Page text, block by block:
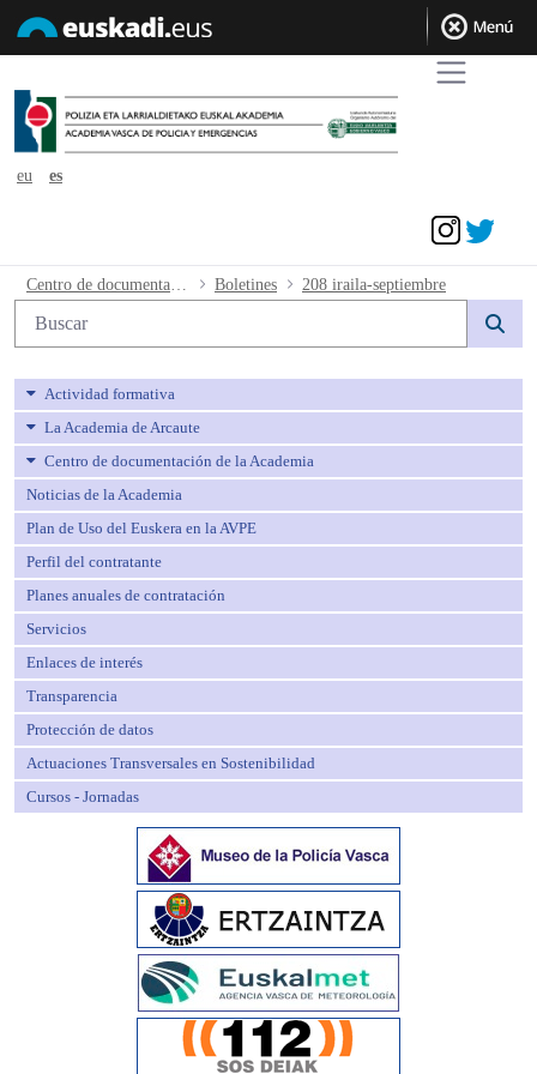
eu
es
208 iraila-septiembre - avpe
Boletines 208 iraila-septiembre
Búsqueda web
Actividad formativa
La Academia de Arcaute
Centro de documentación de la Academia
Noticias de la Academia
Plan de Uso del Euskera en la AVPE
Perfil del contratante
Planes anuales de contratación
Servicios
Enlaces de interés
Transparencia
Protección de datos
Actuaciones Transversales en Sostenibilidad
Cursos - Jornadas